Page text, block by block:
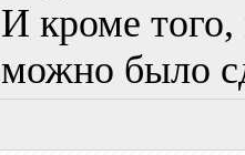
И кроме того,
можно было